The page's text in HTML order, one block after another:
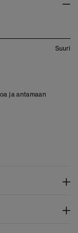
Suuri
ja antamaan